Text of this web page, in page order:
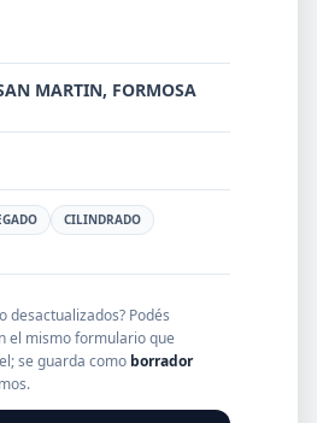
MARTIN, FORMOSA
CILINDRADO
desactualizados? Podés
el mismo formulario que
se guarda como borrador